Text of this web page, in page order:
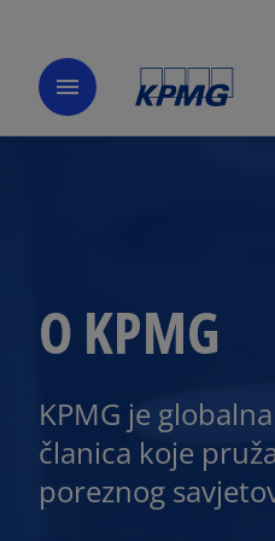
menu
O KPMG
KPMG je
članica koje
poreznog